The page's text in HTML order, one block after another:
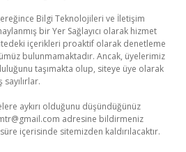
Bilgi Teknolojileri ve İletişim
bir Yer Sağlayıcı olarak hizmet
içerikleri proaktif olarak denetleme
bulunmamaktadır. Ancak, üyelerimiz
taşımakta olup, siteye üye olarak
aykırı olduğunu düşündüğünüz
adresine bildirmeniz
içerisinde sitemizden kaldırılacaktır.